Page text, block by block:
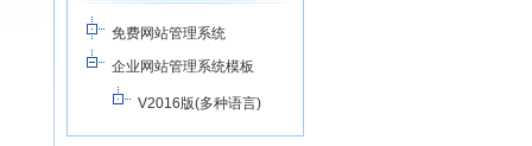
免费网站管理系统
企业网站管理系统模板
V2016版(多种语言)